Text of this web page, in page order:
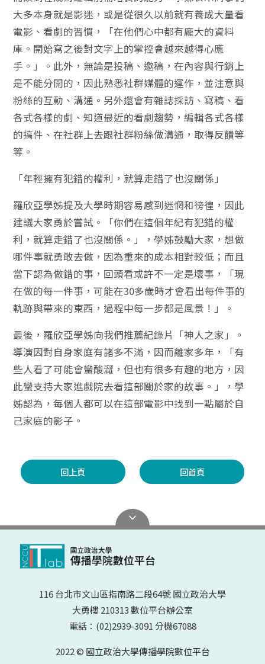
大多本身就是影迷，或是從很久以前就有養成大量看
電影、看劇的習慣，「在他們心中都有龐大的資料
庫。開始寫之後對文字上的掌控會越來越得心應
手。」。此外，無論是投稿、邀稿，在內容與行銷上
是不能分開的，因此熟悉社群媒體的運作，並注意與
粉絲的互動、溝通。另外還會有雜誌採訪、寫稿、看
各式各樣的劇、知道最近的看劇趨勢，編輯各式各樣
的搞件、在社群上去跟社群粉絲做溝通，取得反饋等
等。
「年輕擁有犯錯的權利，就算走錯了也沒關係」
羅欣亞學姊提及大學時期容易感到迷惘和徬徨，因此
建議大家勇於嘗試。「你們在這個年紀有犯錯的權
利，就算走錯了也沒關係。」，學姊鼓勵大家，想做
哪件事就勇敢去做，因為重來的成本相對較低；而且
當下認為做錯的事，回頭看或許不一定是壞事，「現
在做的每一件事，可能在30多歲時才會看出每件事的
軌跡與帶來的東西，過程中每一步都是風景！」。
最後，羅欣亞學姊向我們推薦紀錄片「神人之家」。
導演因對自身家庭有諸多不滿，因而離家多年，「有
些人看了可能會蠻酸澀，但也有很多有趣的地方，因
此蠻支持大家進戲院去看這部關於家的故事。」，學
姊認為，每個人都可以在這部電影中找到一點屬於自
己家庭的影子。
回上頁 回首頁
116 台北市文山區指南路二段64號 國立政治大學
大勇樓 210313 數位平台辦公室
電話：(02)2939-3091 分機67088
2022 © 國立政治大學傳播學院數位平台